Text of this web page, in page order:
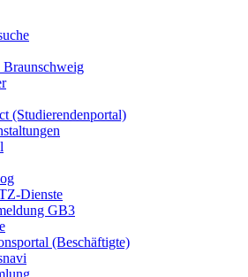
(Studierendenportal)
Dienste
GB3
(Beschäftigte)